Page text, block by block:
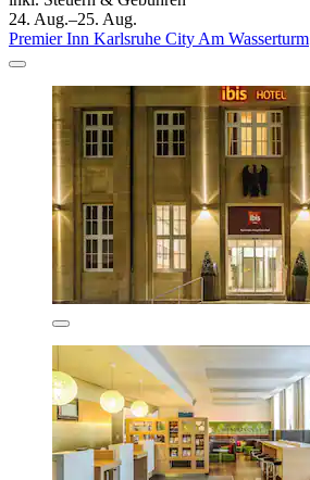
24. Aug.–25. Aug.
Premier Inn Karlsruhe City Am Wasserturm